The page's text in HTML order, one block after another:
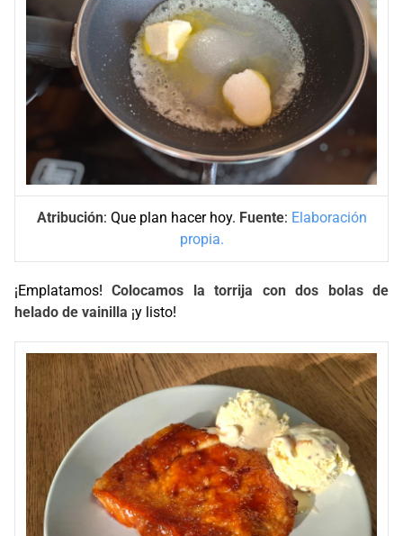
Atribución: Que plan hacer hoy. Fuente: Elaboración
propia.
¡Emplatamos!Colocamos la torrija con dos bolas de
helado de vainilla ¡y listo!